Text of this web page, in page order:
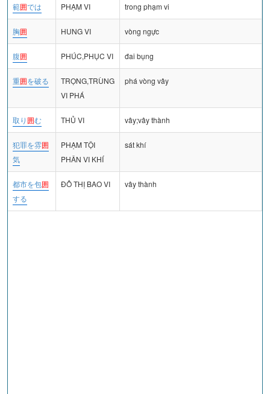
範囲では PHẠM VI trong phạm vi
胸囲 HUNG VI vòng ngực
腹囲 PHÚC,PHỤC VI đai bụng
重囲を破る
TRỌNG,TRÙNG
VI PHÁ
phá vòng vây
取り 囲む THỦ VI vây;vây thành
犯罪を雰囲
気
PHẠM TỘI
PHÂN VI KHÍ
sát khí
都市を包囲
する
ĐÔ THỊ BAO VI vây thành